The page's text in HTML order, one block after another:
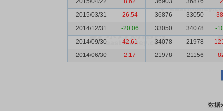
2015/04/22
8.62 36903 36876
2015/03/31
26.54 36876 33050
2014/12/31
-20.06 33050 34078
-
2014/09/30
42.61 34078 21978
2014/06/30
2.17 21978 21156
数据